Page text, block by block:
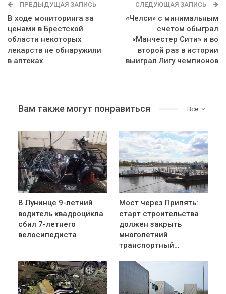
ПРЕДЫДУЩАЯ ЗАПИСЬ
В ходе мониторинга за
ценами в Брестской
области некоторых
лекарств не обнаружили
в аптеках
СЛЕДУЮЩАЯ ЗАПИСЬ
«Челси» с минимальным
счетом обыграл
«Манчестер Сити» и во
второй раз в истории
выиграл Лигу чемпионов
Все
Вам также могут понравиться
В Лунинце 9-летний
водитель квадроцикла
сбил 7-летнего
велосипедиста
Мост через Припять:
старт строительства
должен закрыть
многолетний
транспортный…